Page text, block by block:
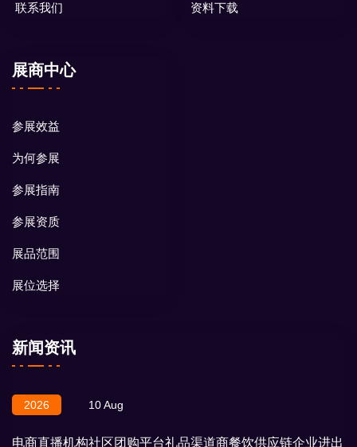
联系我们 资料下载
展商中心
参展效益
为何参展
参展指南
参展资质
展品范围
展位选择
新闻资讯
2026 10 Aug
电商直播机构社区团购平台礼品渠道商餐饮供应链企业进出